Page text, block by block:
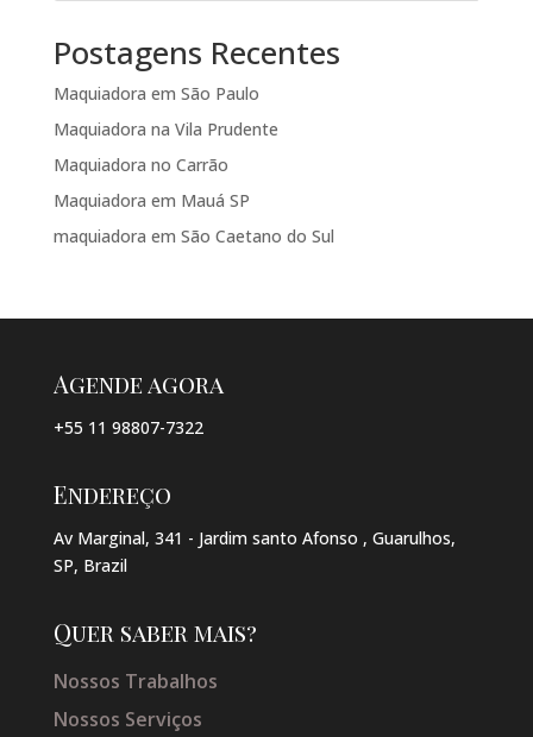
Postagens Recentes
Maquiadora em São Paulo
Maquiadora na Vila Prudente
Maquiadora no Carrão
Maquiadora em Mauá SP
maquiadora em São Caetano do Sul
Agende agora
+55 11 98807-7322
Endereço
Av Marginal, 341 - Jardim santo Afonso , Guarulhos,
SP, Brazil
Quer saber mais?
Nossos Trabalhos
Nossos Serviços